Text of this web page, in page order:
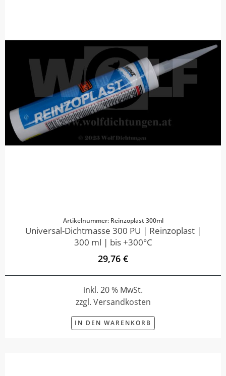
Artikelnummer: Reinzoplast 300ml
Universal-Dichtmasse 300 PU | Reinzoplast |
300 ml | bis +300°C
29,76 €
inkl. 20 % MwSt.
zzgl. Versandkosten
IN DEN WARENKORB